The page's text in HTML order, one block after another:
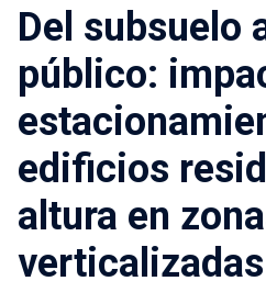
FACULTAD DE ARQUITECTURA,
Del subsuelo
público:
edificios
altura en